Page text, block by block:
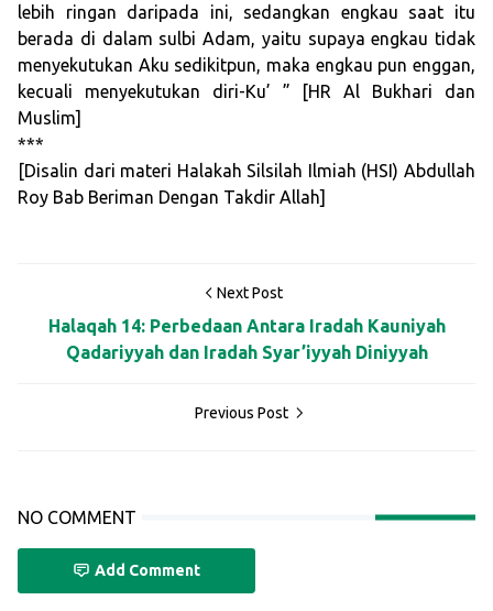
lebih ringan daripada ini, sedangkan engkau saat itu
berada di dalam sulbi Adam, yaitu supaya engkau tidak
menyekutukan Aku sedikitpun, maka engkau pun enggan,
kecuali menyekutukan diri-Ku’ ” [HR Al Bukhari dan
Muslim]
***
[Disalin dari materi Halakah Silsilah Ilmiah (HSI) Abdullah
Roy Bab Beriman Dengan Takdir Allah]
Next Post
Halaqah 14: Perbedaan Antara Iradah Kauniyah
Qadariyyah dan Iradah Syar’iyyah Diniyyah
Previous Post
NO COMMENT
Add Comment